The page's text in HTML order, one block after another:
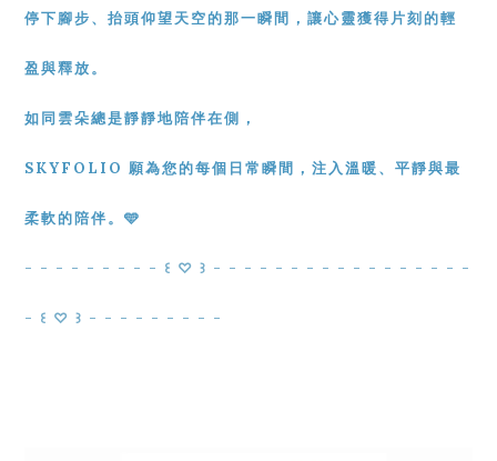
停下腳步、抬頭仰望天空的那一瞬間，讓心靈獲得片刻的輕
盈與釋放。
如同雲朵總是靜靜地陪伴在側，
SKYFOLIO 願為您的每個日常瞬間，注入溫暖、平靜與最
柔軟的陪伴。🩵
- - - - - - - - - ꒰ ♡ ꒱ - - - - - - - - - - - - - - - - -
- ꒰ ♡ ꒱ - - - - - - - - -